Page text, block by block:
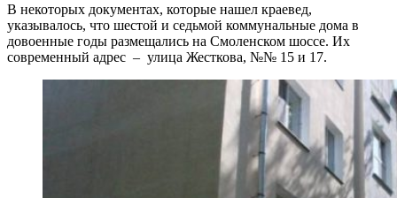
В некоторых документах, которые нашел краевед,
указывалось, что шестой и седьмой коммунальные дома в
довоенные годы размещались на Смоленском шоссе. Их
современный адрес – улица Жесткова, №№ 15 и 17.